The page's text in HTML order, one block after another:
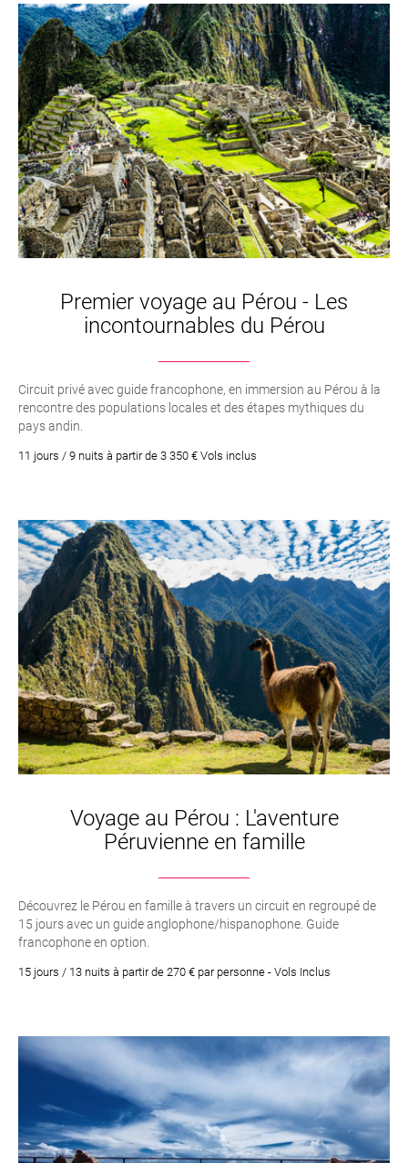
Premier voyage au Pérou - Les
incontournables du Pérou
Circuit privé avec guide francophone, en immersion au Pérou à la
rencontre des populations locales et des étapes mythiques du
pays andin.
11 jours / 9 nuits à partir de 3 350 € Vols inclus
Voyage au Pérou : L'aventure
Péruvienne en famille
Découvrez le Pérou en famille à travers un circuit en regroupé de
15 jours avec un guide anglophone/hispanophone. Guide
francophone en option.
15 jours / 13 nuits à partir de 270 € par personne - Vols Inclus